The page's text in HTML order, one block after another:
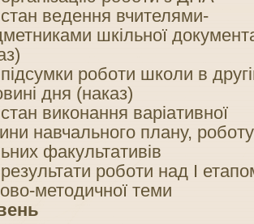
ведення вчителями-
шкільної
роботи школи в
дня (наказ)
виконання варіативної
навчального плану, роботу
факультативів
роботи над І
методичної теми